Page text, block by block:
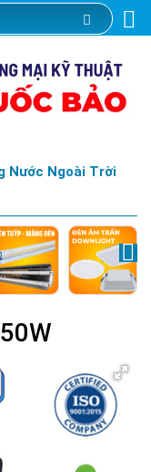
Nước Ngoài Trời